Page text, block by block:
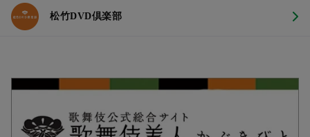
松竹DVD倶楽部